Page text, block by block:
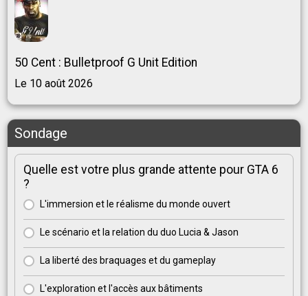
50 Cent : Bulletproof G Unit Edition
Le 10 août 2026
Sondage
Quelle est votre plus grande attente pour GTA 6
?
L'immersion et le réalisme du monde ouvert
Le scénario et la relation du duo Lucia & Jason
La liberté des braquages et du gameplay
L'exploration et l'accès aux bâtiments